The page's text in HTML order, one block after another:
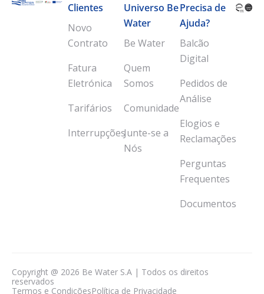
Clientes
Novo
Contrato
Fatura
Eletrónica
Tarifários
Interrupções
Universo Be
Water
Be Water
Quem
Somos
Comunidade
Junte-se a
Nós
Precisa de
Ajuda?
Balcão
Digital
Pedidos de
Análise
Elogios e
Reclamações
Perguntas
Frequentes
Documentos
Copyright @ 2026 Be Water S.A | Todos os direitos
reservados
Termos e CondiçõesPolítica de Privacidade